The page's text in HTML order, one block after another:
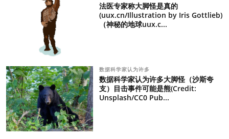
法医专家称大脚怪是真的
(uux.cn/Illustration by Iris Gottlieb)
（神秘的地球uux.c...
数据科学家认为许多
数据科学家认为许多大脚怪（沙斯夸
支）目击事件可能是熊(Credit:
Unsplash/CC0 Pub...